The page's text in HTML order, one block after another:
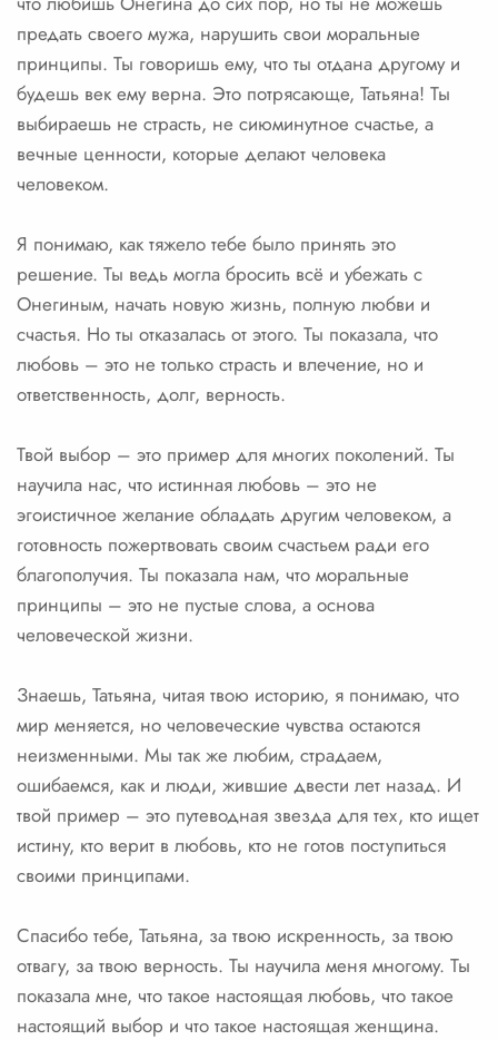
предать своего мужа, нарушить свои моральные
принципы. Ты говоришь ему, что ты отдана другому и
будешь век ему верна. Это потрясающе, Татьяна! Ты
выбираешь не страсть, не сиюминутное счастье, а
вечные ценности, которые делают человека
человеком.
Я понимаю, как тяжело тебе было принять это
решение. Ты ведь могла бросить всё и убежать с
Онегиным, начать новую жизнь, полную любви и
счастья. Но ты отказалась от этого. Ты показала, что
любовь – это не только страсть и влечение, но и
ответственность, долг, верность.
Твой выбор – это пример для многих поколений. Ты
научила нас, что истинная любовь – это не
эгоистичное желание обладать другим человеком, а
готовность пожертвовать своим счастьем ради его
благополучия. Ты показала нам, что моральные
принципы – это не пустые слова, а основа
человеческой жизни.
Знаешь, Татьяна, читая твою историю, я понимаю, что
мир меняется, но человеческие чувства остаются
неизменными. Мы так же любим, страдаем,
ошибаемся, как и люди, жившие двести лет назад. И
твой пример – это путеводная звезда для тех, кто ищет
истину, кто верит в любовь, кто не готов поступиться
своими принципами.
Спасибо тебе, Татьяна, за твою искренность, за твою
отвагу, за твою верность. Ты научила меня многому. Ты
показала мне, что такое настоящая любовь, что такое
настоящий выбор и что такое настоящая женщина.